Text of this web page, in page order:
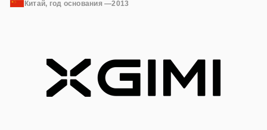
Китай, год основания —2013